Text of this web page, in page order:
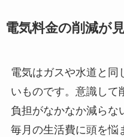
電気料金の削減が
電気はガスや水道と同
いものです。意識して
負担がなかなか減らな
毎月の生活費に頭を悩